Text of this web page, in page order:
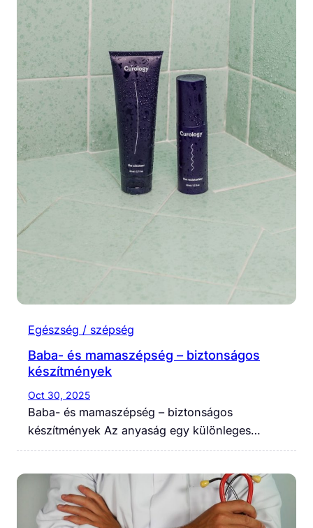
Egészség / szépség
Baba- és mamaszépség – biztonságos
készítmények
Oct 30, 2025
Baba- és mamaszépség – biztonságos
készítmények Az anyaság egy különleges…